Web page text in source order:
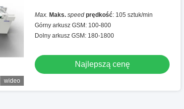
wideo
Max. Maks. speed prędkość: 105 sztuk/min
Górny arkusz GSM: 100-800
Dolny arkusz GSM: 180-1800
Najlepszą cenę